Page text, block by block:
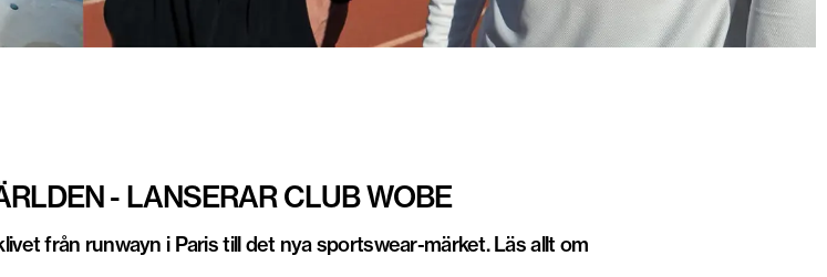
- LANSERAR CLUB WOBE
från runwayn i Paris till det nya sportswear-märket. Läs allt om